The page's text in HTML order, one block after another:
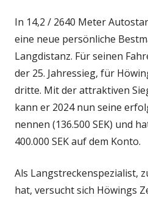
In 14,2 / 2640 Meter
eine neue persönliche
Langdistanz. Für seinen
der 25. Jahressieg, für
dritte. Mit der attraktiven
kann er 2024 nun seine
nennen (136.500 SEK) und
400.000 SEK auf dem Konto.
Als Langstreckenspezialist,
hat, versucht sich Höwings